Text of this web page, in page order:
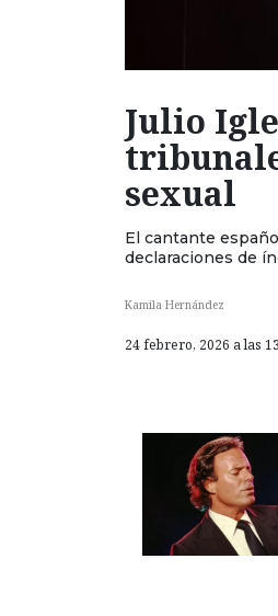
Julio
sexual
El cantante
declaraciones de
Kamila Hernández
24 febrero, 2026 a las